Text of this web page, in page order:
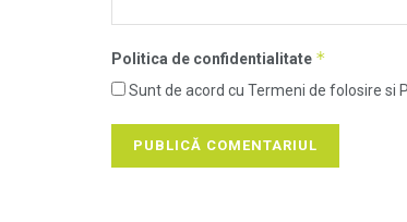
Politica de confidentialitate *
Sunt de acord cu Termeni de folosire si